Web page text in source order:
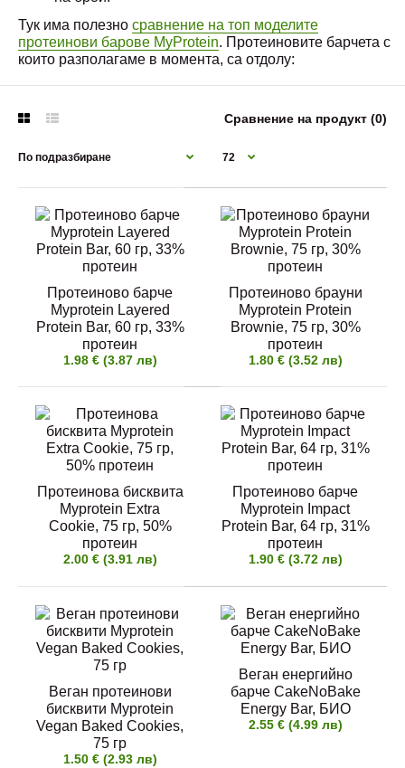
Тук има полезно сравнение на топ моделите
протеинови барове MyProtein. Протеиновите барчета с
които разполагаме в момента, са отдолу:
Сравнение на продукт (0)
Протеиново барче Myprotein Layered Protein Bar,
60 гр, 33% протеин
1.98 € (3.87 лв)
Myprotein Layered Protein Bar е топ моделът,
върхът на протеиновите ба..
Протеиново брауни Myprotein Protein Brownie, 75
Myprotein Impact Protein Bar е протеиново брауни
с млечен протеин и па..
Протеиново барче
Myprotein Layered
Protein Bar, 60 гр, 33%
протеин
1.98 € (3.87 лв)
Протеиново брауни
Myprotein Protein
Brownie, 75 гр, 30%
протеин
1.80 € (3.52 лв)
Протеинова бисквита
Myprotein Extra
Cookie, 75 гр, 50%
протеин
2.00 € (3.91 лв)
Протеиново барче
Myprotein Impact
Protein Bar, 64 гр, 31%
протеин
1.90 € (3.72 лв)
Веган протеинови
бисквити Myprotein
Vegan Baked Cookies,
75 гр
1.50 € (2.93 лв)
Веган енергийно
барче CakeNoBake
Energy Bar, БИО
2.55 € (4.99 лв)